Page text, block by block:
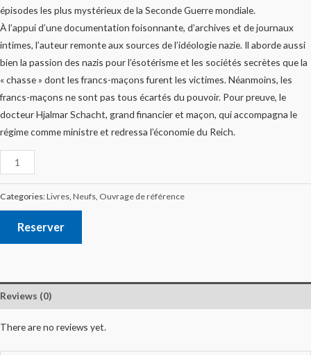
épisodes les plus mystérieux de la Seconde Guerre mondiale.
À l’appui d’une documentation foisonnante, d’archives et de journaux
intimes, l’auteur remonte aux sources de l’idéologie nazie. Il aborde aussi
bien la passion des nazis pour l’ésotérisme et les sociétés secrètes que la
« chasse » dont les francs-maçons furent les victimes. Néanmoins, les
francs-maçons ne sont pas tous écartés du pouvoir. Pour preuve, le
docteur Hjalmar Schacht, grand financier et maçon, qui accompagna le
régime comme ministre et redressa l’économie du Reich.
Categories:Livres Neufs Ouvrage de référence
Reserver
Reviews (0)
There are no reviews yet.